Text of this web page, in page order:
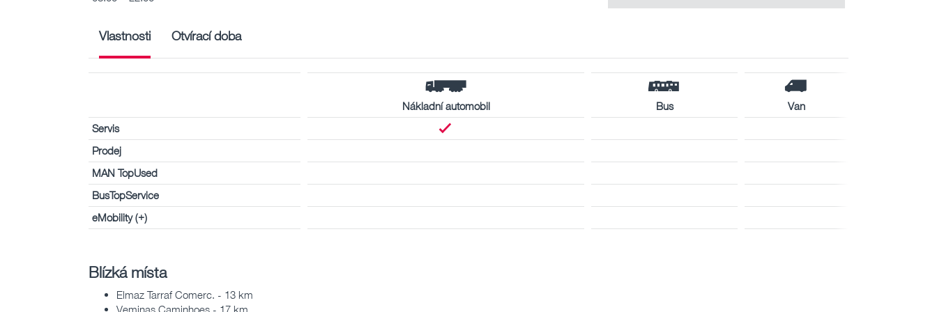
Vlastnosti Otvírací doba
Nákladní automobil Bus
Van
Servis
Prodej
MAN TopUsed
BusTopService
eMobility (+)
Blízká místa
Elmaz Tarraf Comerc. - 13 km
Veminas Caminhoes - 17 km